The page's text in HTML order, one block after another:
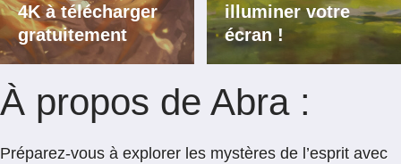
4K à télécharger
gratuitement
illuminer votre
écran !
À propos de Abra :
Préparez-vous à explorer les mystères de l’esprit avec